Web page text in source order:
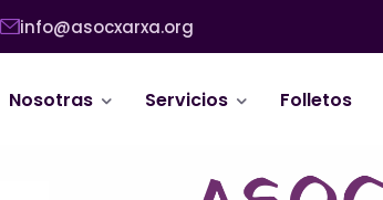
info@asocxarxa.org
Nosotras Servicios Folletos